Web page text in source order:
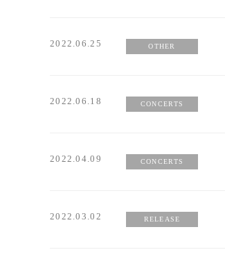
2022.06.25 OTHER
2022.06.18 CONCERTS
2022.04.09 CONCERTS
2022.03.02 RELEASE